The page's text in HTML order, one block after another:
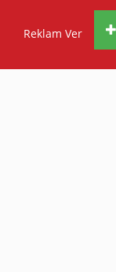
Reklam Ver